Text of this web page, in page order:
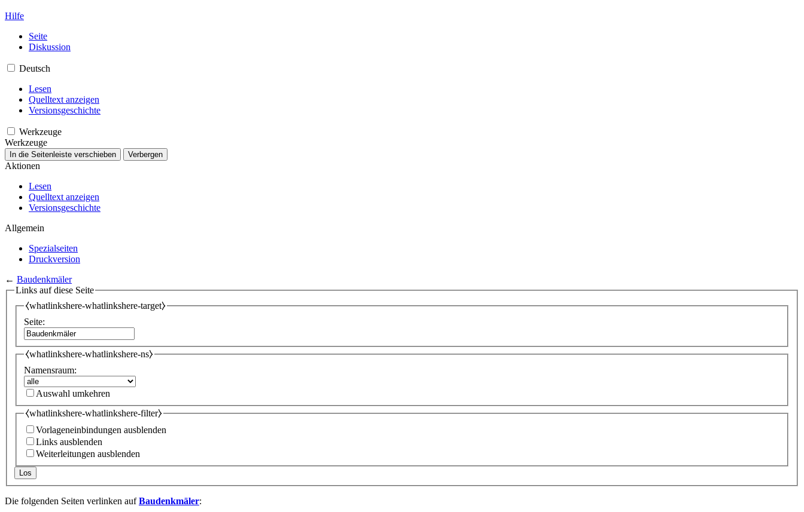
Hilfe
Seite
Diskussion
Deutsch
Lesen
Quelltext anzeigen
Versionsgeschichte
Werkzeuge
Werkzeuge
In die Seitenleiste verschieben Verbergen
Aktionen
Lesen
Quelltext anzeigen
Versionsgeschichte
Allgemein
Spezialseiten
Druckversion
← Baudenkmäler
Links auf diese Seite
⧼whatlinkshere-whatlinkshere-target⧽
Seite:
⧼whatlinkshere-whatlinkshere-ns⧽
Namensraum:
Auswahl umkehren
⧼whatlinkshere-whatlinkshere-filter⧽
Vorlageneinbindungen ausblenden
Links ausblenden
Weiterleitungen ausblenden
Los
Die folgenden Seiten verlinken aufBaudenkmäler: